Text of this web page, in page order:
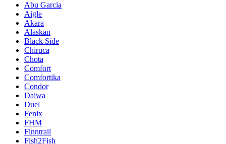
Abu Garcia
Aigle
Akara
Alaskan
Black Side
Chiruca
Chota
Comfort
Comfortika
Condor
Daiwa
Duel
Fenix
FHM
Finntrail
Fish2Fish